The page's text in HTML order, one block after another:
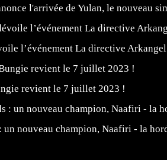
l'arrivée de Yulan, le nouveau
l’événement La directive Arkangel
revient le 7 juillet 2023 !
un nouveau champion, Naafiri - la